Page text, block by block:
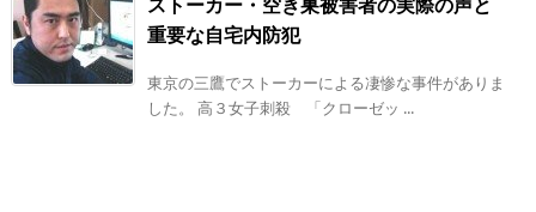
重要な自宅内防犯
東京の三鷹でストーカーによる凄惨な事件がありま
した。 高３女子刺殺 「クローゼッ ...